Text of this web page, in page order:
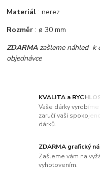
KVALITA a
Vaše dárky
zaručí vaši
dárků.
ZDARMA grafický
Zašleme vám na
vyhotovením.
Materiál: nerez
Rozměr: ø 30 mm
ZDARMA zašleme náhled k
objednávce